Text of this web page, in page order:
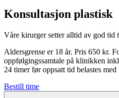
Konsultasjon plastisk
Våre kirurger setter alltid av god tid
Aldersgrense er 18 år. Pris 650 kr.
oppfølgingssamtale på klinikken
24 timer før oppsatt tid belastes med
Bestill time